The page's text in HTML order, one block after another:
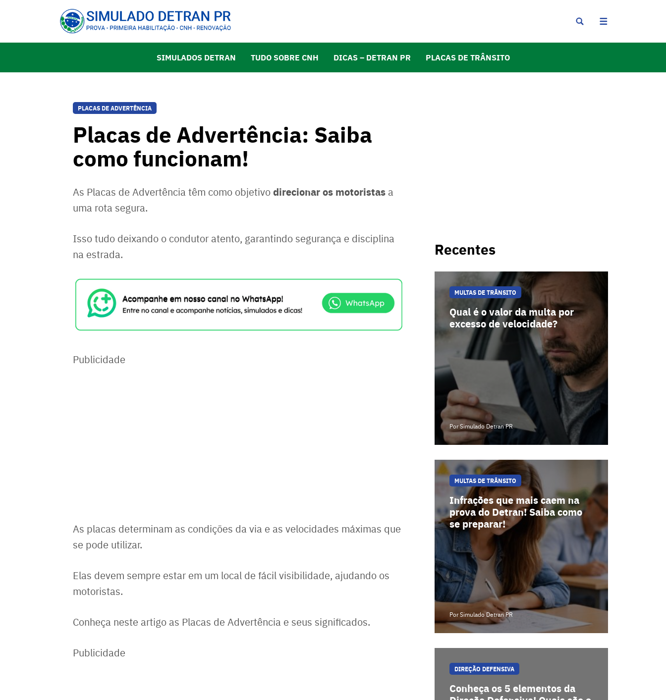
SIMULADOS DETRAN TUDO SOBRE CNH DICAS – DETRAN PR PLACAS DE TRÂNSITO
PLACAS DE ADVERTÊNCIA
Placas de Advertência: Saiba
como funcionam!
As Placas de Advertência têm como objetivo direcionar os motoristas a
uma rota segura.
Isso tudo deixando o condutor atento, garantindo segurança e disciplina
na estrada.
Publicidade
As placas determinam as condições da via e as velocidades máximas que
se pode utilizar.
Elas devem sempre estar em um local de fácil visibilidade, ajudando os
motoristas.
Conheça neste artigo as Placas de Advertência e seus significados.
Publicidade
Recentes
MULTAS DE TRÂNSITO
Qual é o valor da multa por
excesso de velocidade?
Por Simulado Detran PR
MULTAS DE TRÂNSITO
Infrações que mais caem na
prova do Detran! Saiba como
se preparar!
Por Simulado Detran PR
DIREÇÃO DEFENSIVA
Conheça os 5 elementos da